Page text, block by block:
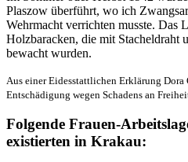
Plaszow überführt, wo ich
Wehrmacht verrichten musste. Das
Holzbaracken, die mit Stacheldraht
bewacht wurden.
Aus einer Eidesstattlichen Erklärung Dora
Entschädigung wegen Schadens an
Folgende Frauen-
existierten in Krakau: